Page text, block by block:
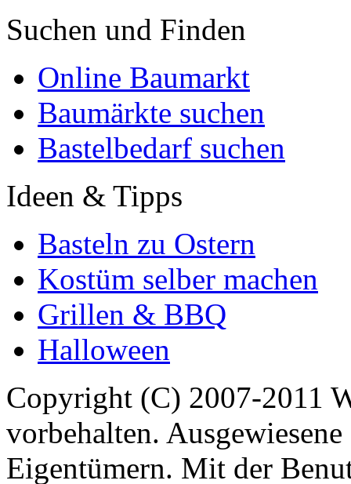
Suchen und Finden
Online Baumarkt
Baumärkte suchen
Bastelbedarf suchen
Ideen & Tipps
Basteln zu Ostern
Kostüm selber machen
Grillen & BBQ
Halloween
Copyright (C) 2007-2011
vorbehalten.
Eigentümern. Mit der